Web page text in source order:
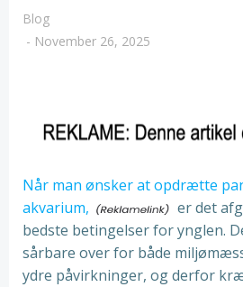
Blog
- November 26, 2025
Når man ønsker at opdrætte
akvarium,
er det
bedste betingelser for ynglen.
sårbare over for både
ydre påvirkninger, og derfor